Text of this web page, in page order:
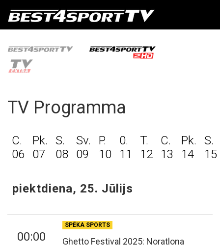
TV Programma
C.
06
Pk.
07
S.
08
Sv.
09
P.
10
0.
11
T.
12
C.
13
Pk.
14
S.
15
piektdiena, 25. Jūlijs
00:00
SPĒKA SPORTS
Ghetto Festival 2025: Noratlona